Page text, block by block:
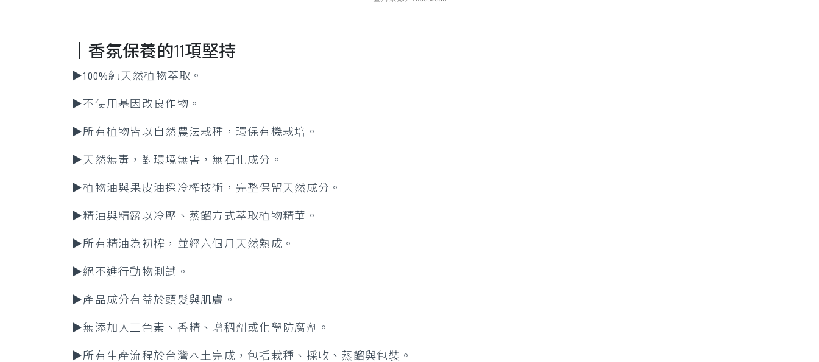
｜香氛保養的11項堅持
▶100%純天然植物萃取。
▶不使用基因改良作物。
▶所有植物皆以自然農法栽種，環保有機栽培。
▶天然無毒，對環境無害，無石化成分。
▶植物油與果皮油採冷榨技術，完整保留天然成分。
▶精油與精露以冷壓、蒸餾方式萃取植物精華。
▶所有精油為初榨，並經六個月天然熟成。
▶絕不進行動物測試。
▶產品成分有益於頭髮與肌膚。
▶無添加人工色素、香精、增稠劑或化學防腐劑。
▶所有生產流程於台灣本土完成，包括栽種、採收、蒸餾與包裝。